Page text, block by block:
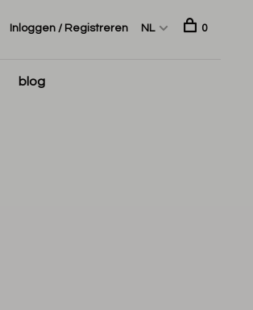
blog
Inloggen / Registreren NL 0